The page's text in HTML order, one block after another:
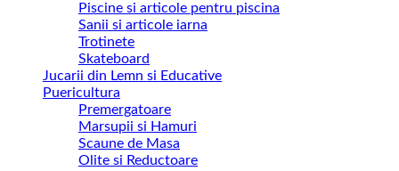
Piscine si articole pentru piscina
Sanii si articole iarna
Trotinete
Skateboard
Jucarii din Lemn si Educative
Puericultura
Premergatoare
Marsupii si Hamuri
Scaune de Masa
Olite si Reductoare